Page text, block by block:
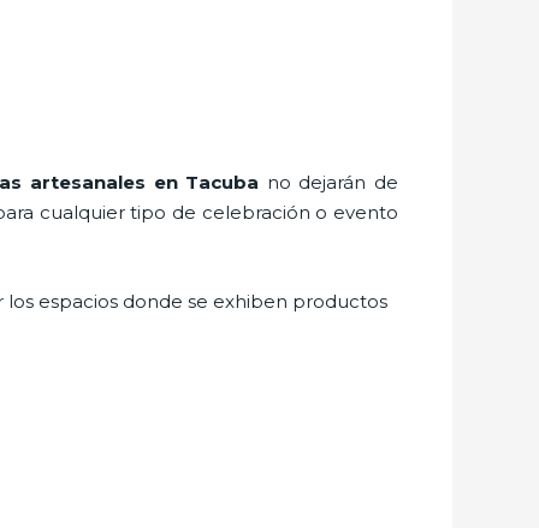
artesanales en Tacuba no dejarán de
cualquier tipo de celebración o evento
espacios donde se exhiben productos